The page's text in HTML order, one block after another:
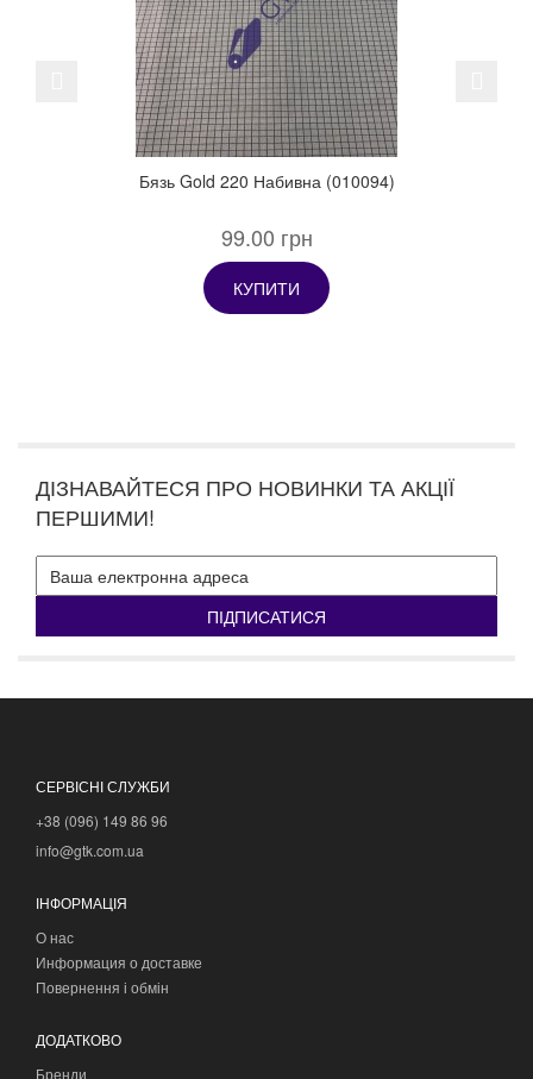
Бязь Gold 220 Набивна (010094)
99.00 грн
КУПИТИ
Previous
ДІЗНАВАЙТЕСЯ ПРО НОВИНКИ ТА АКЦІЇ
ПЕРШИМИ!
ПІДПИСАТИСЯ
СЕРВІСНІ СЛУЖБИ
+38 (096) 149 86 96
info@gtk.com.ua
ІНФОРМАЦІЯ
О нас
Информация о доставке
Повернення і обмін
ДОДАТКОВО
Бренди